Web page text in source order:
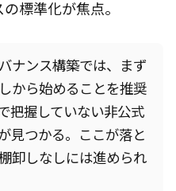
標準化が焦点。
ナンス構築では、まず
から始めることを推奨
把握していない非公式
見つかる。ここが落と
卸しなしには進められ